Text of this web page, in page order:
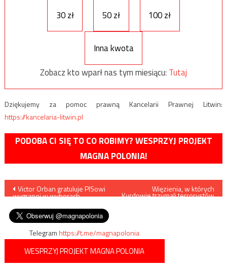
30 zł
50 zł 100 zł
Inna kwota
Zobacz kto wparł nas tym miesiącu: Tutaj
Dziękujemy za pomoc prawną Kancelarii Prawnej Litwin:
https://kancelaria-litwin.pl
PODOBA CI SIĘ TO CO ROBIMY? WESPRZYJ PROJEKT
MAGNA POLONIA!
Nawigacja
wpisu
Victor Orban gratuluje PISowi
wygranej w wyborach
Więzienia, w których
Kurdowie trzymali terrorystów
Telegramhttps://t.me/magnapolonia
WESPRZYJ PROJEKT MAGNA POLONIA